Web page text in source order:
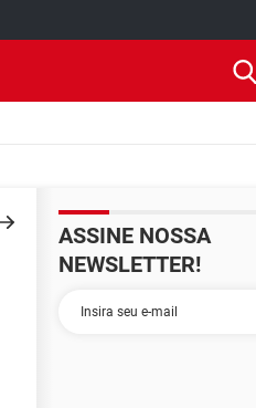
ASSINE NOSSA
NEWSLETTER!